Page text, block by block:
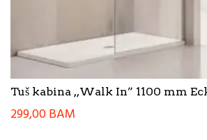
Tuš kabina ,,Walk In” 1100 mm
299,00BAM